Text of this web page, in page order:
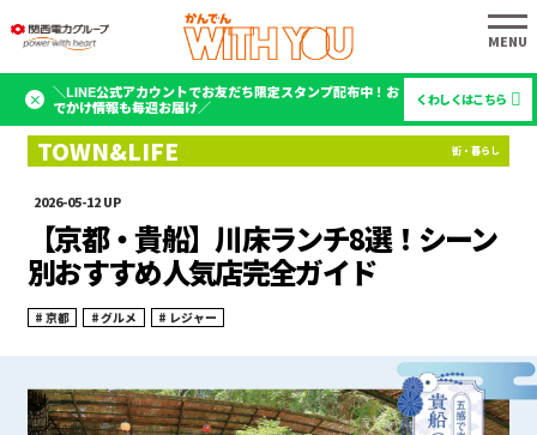
＼LINE公式アカウントでお友だち限定スタンプ配布中！お
でかけ情報も毎週お届け／
くわしくはこちら
2026-05-12
【京都・貴船】川床ランチ8選！シーン
別おすすめ人気店完全ガイド
京都 グルメ レジャー